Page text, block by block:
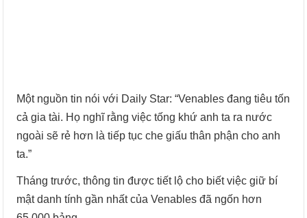
Một nguồn tin nói với Daily Star: “Venables đang tiêu tốn
cả gia tài. Họ nghĩ rằng việc tống khứ anh ta ra nước
ngoài sẽ rẻ hơn là tiếp tục che giấu thân phận cho anh
ta.”
Tháng trước, thông tin được tiết lộ cho biết việc giữ bí
mật danh tính gần nhất của Venables đã ngốn hơn